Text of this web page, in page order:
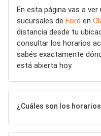
En esta página vas a
sucursales de Ford en
distancia desde tu
consultar los horarios
sabés exactamente
está abierta hoy.
¿Cuáles son los